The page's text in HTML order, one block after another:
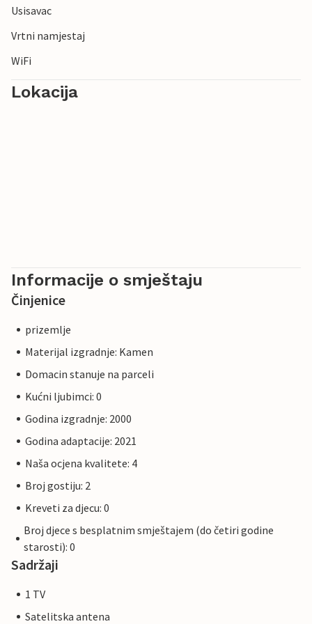
Usisavac
Vrtni namjestaj
WiFi
Lokacija
Informacije o smještaju
Činjenice
prizemlje
Materijal izgradnje: Kamen
Domacin stanuje na parceli
Kućni ljubimci: 0
Godina izgradnje: 2000
Godina adaptacije: 2021
Naša ocjena kvalitete: 4
Broj gostiju: 2
Kreveti za djecu: 0
Broj djece s besplatnim smještajem (do četiri godine
starosti): 0
Sadržaji
1 TV
Satelitska antena